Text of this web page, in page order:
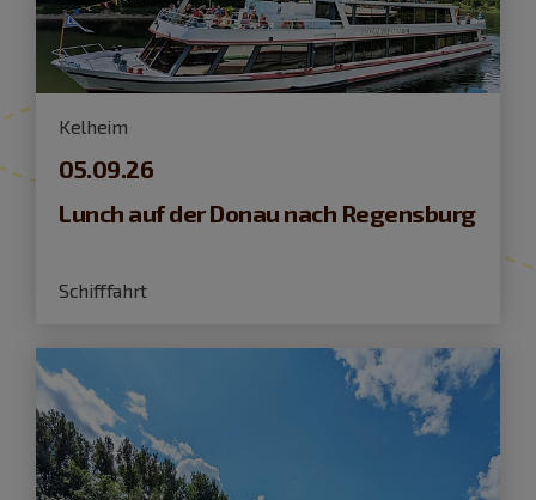
Kelheim
05.09.26
Lunch auf der Donau nach Regensburg
Schifffahrt